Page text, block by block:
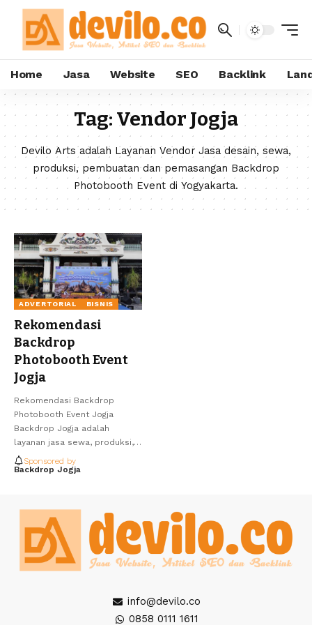
Home Jasa Website SEO Backlink
Tag: Vendor Jogja
Devilo Arts adalah Layanan Vendor Jasa desain, sewa,
produksi, pembuatan dan pemasangan Backdrop
Photobooth Event di Yogyakarta.
ADVERTORIAL BISNIS
Rekomendasi
Backdrop
Photobooth Event
Jogja
Rekomendasi Backdrop
Photobooth Event Jogja
Backdrop Jogja adalah
layanan jasa sewa, produksi,…
Sponsored by
Backdrop Jogja
info@devilo.co
0858 0111 1611